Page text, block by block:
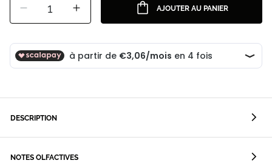
1 AJOUTER AU PANIER
DESCRIPTION
NOTES OLFACTIVES